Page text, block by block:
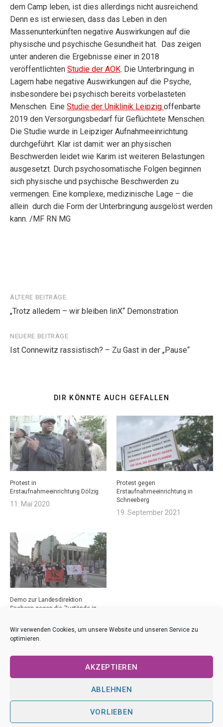
Wir verwenden Cookies, um unsere Website und unseren Service zu
optimieren.
AKZEPTIEREN
ABLEHNEN
VORLIEBEN
dem Camp leben, ist dies allerdings nicht ausreichend.
Denn es ist erwiesen, dass das Leben in den
Massenunterkünften negative Auswirkungen auf die
physische und psychische Gesundheit hat. Das zeigen
unter anderen die Ergebnisse einer in 2018
veröffentlichten Studie der AOK. Die Unterbringung in
Lagern habe negative Auswirkungen auf die Psyche,
insbesondere bei psychisch bereits vorbelasteten
Menschen. Eine Studie der Uniklinik Leipzig offenbarte
2019 den Versorgungsbedarf für Geflüchtete Menschen.
Die Studie wurde in Leipziger Aufnahmeeinrichtung
durchgeführt. Klar ist damit: wer an physischen
Beschwerden leidet wie Karim ist weiteren Belastungen
ausgesetzt. Durch psychosomatische Folgen beginnen
sich physische und psychische Beschwerden zu
vermengen. Eine komplexe, medizinische Lage – die
allein durch die Form der Unterbringung ausgelöst werden
kann. /MF RN MG
Beitragsnavigation
ÄLTERE BEITRÄGE
„Trotz alledem – wir bleiben linX“ Demonstration
NEUERE BEITRÄGE
Ist Connewitz rassistisch? – Zu Gast in der „Pause“
DIR KÖNNTE AUCH GEFALLEN
Protest in
Erstaufnahmeeinrichtung Dölzig
11. Mai 2020
Protest gegen
Erstaufnahmeeinrichtung in
Schneeberg
19. September 2021
Demo zur Landesdirektion
Sachsen gegen die Zustände in
28. Mai 2020